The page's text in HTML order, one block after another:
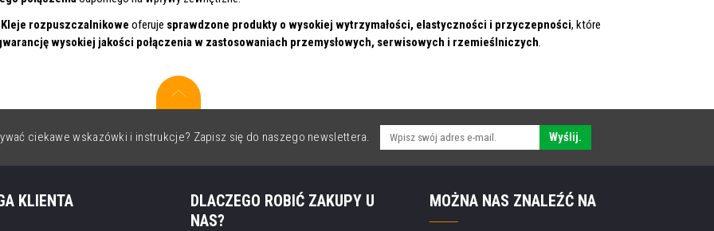
rozpuszczalnikowe oferuje sprawdzone produkty o wysokiej wytrzymałości, elastyczności i przyczepności, które
wysokiej jakości połączenia w zastosowaniach przemysłowych, serwisowych i rzemieślniczych
ciekawe wskazówki i instrukcje? Zapisz się do naszego newslettera. Wyślij.
KLIENTA
DLACZEGO ROBIĆ ZAKUPY U
NAS?
MOŻNA NAS ZNALEŹĆ NA